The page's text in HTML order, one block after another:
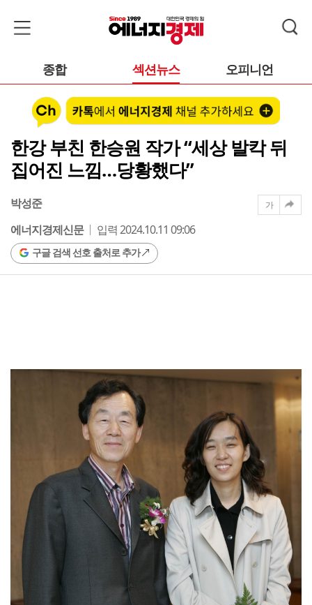
종합 섹션뉴스 오피니언
한강 부친 한승원 작가 “세상 발칵 뒤
집어진 느낌…당황했다”
박성준
에너지경제신문
입력 2024.10.11 09:06
구글 검색 선호 출처로 추가
가